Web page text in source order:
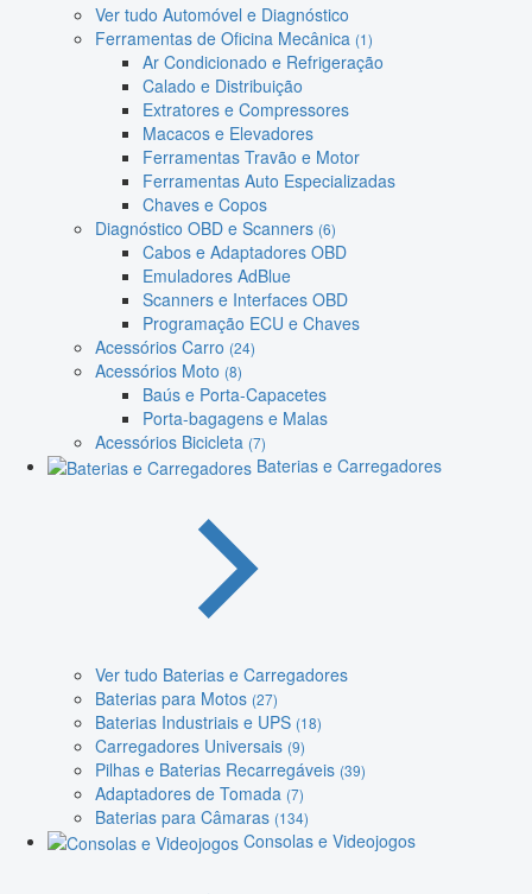
Ver tudo Automóvel e Diagnóstico
Ferramentas de Oficina Mecânica (1)
Ar Condicionado e Refrigeração
Calado e Distribuição
Extratores e Compressores
Macacos e Elevadores
Ferramentas Travão e Motor
Ferramentas Auto Especializadas
Chaves e Copos
Diagnóstico OBD e Scanners (6)
Cabos e Adaptadores OBD
Emuladores AdBlue
Scanners e Interfaces OBD
Programação ECU e Chaves
Acessórios Carro (24)
Acessórios Moto (8)
Baús e Porta-Capacetes
Porta-bagagens e Malas
Acessórios Bicicleta (7)
Baterias e Carregadores
Ver tudo Baterias e Carregadores
Baterias para Motos (27)
Baterias Industriais e UPS (18)
Carregadores Universais (9)
Pilhas e Baterias Recarregáveis (39)
Adaptadores de Tomada (7)
Baterias para Câmaras (134)
Consolas e Videojogos